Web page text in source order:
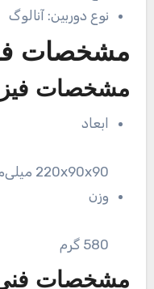
نوع دوربین: آنالوگ
مشخصات
مشخصات
ابعاد
220x90x90 میلی‌متر
وزن
580 گرم
مشخصات